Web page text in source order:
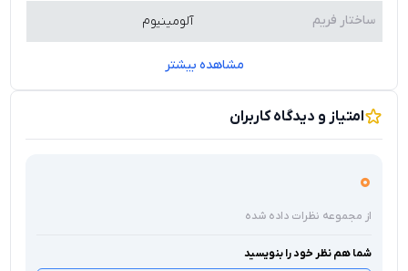
ساختار فریم آلومینیوم
مشاهده بیشتر
امتیاز و دیدگاه کاربران
0
از مجموعه نظرات داده شده
شما هم نظر خود را بنویسید